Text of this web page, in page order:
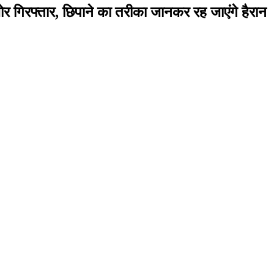
छिपाने का तरीका जानकर रह जाएंगे हैरान